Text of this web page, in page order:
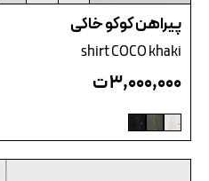
پیراهن کوکو خاکی
shirt COCO khaki
۳,۰۰۰,۰۰۰ت